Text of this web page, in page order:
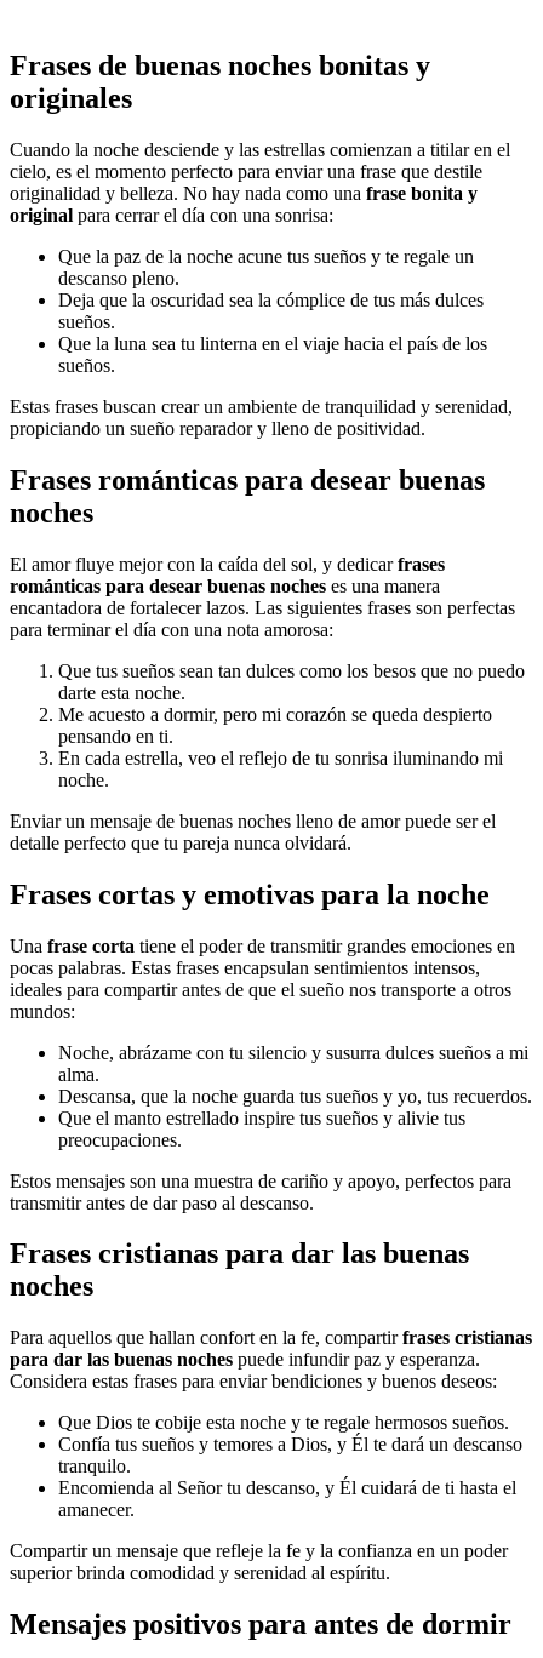
Frases de buenas noches bonitas y
originales
Cuando la noche desciende y las estrellas comienzan a titilar en el
cielo, es el momento perfecto para enviar una frase que destile
originalidad y belleza. No hay nada como una frase bonita y
original para cerrar el día con una sonrisa:
Que la paz de la noche acune tus sueños y te regale un
descanso pleno.
Deja que la oscuridad sea la cómplice de tus más dulces
sueños.
Que la luna sea tu linterna en el viaje hacia el país de los
sueños.
Estas frases buscan crear un ambiente de tranquilidad y serenidad,
propiciando un sueño reparador y lleno de positividad.
Frases románticas para desear buenas
noches
El amor fluye mejor con la caída del sol, y dedicarfrases
románticas para desear buenas noches es una manera
encantadora de fortalecer lazos. Las siguientes frases son perfectas
para terminar el día con una nota amorosa:
Que tus sueños sean tan dulces como los besos que no puedo
darte esta noche.
Me acuesto a dormir, pero mi corazón se queda despierto
pensando en ti.
En cada estrella, veo el reflejo de tu sonrisa iluminando mi
noche.
Enviar un mensaje de buenas noches lleno de amor puede ser el
detalle perfecto que tu pareja nunca olvidará.
Frases cortas y emotivas para la noche
Una frase corta tiene el poder de transmitir grandes emociones en
pocas palabras. Estas frases encapsulan sentimientos intensos,
ideales para compartir antes de que el sueño nos transporte a otros
mundos:
Noche, abrázame con tu silencio y susurra dulces sueños a mi
alma.
Descansa, que la noche guarda tus sueños y yo, tus recuerdos.
Que el manto estrellado inspire tus sueños y alivie tus
preocupaciones.
Estos mensajes son una muestra de cariño y apoyo, perfectos para
transmitir antes de dar paso al descanso.
Frases cristianas para dar las buenas
noches
Para aquellos que hallan confort en la fe, compartirfrases cristianas
para dar las buenas noches puede infundir paz y esperanza.
Considera estas frases para enviar bendiciones y buenos deseos:
Que Dios te cobije esta noche y te regale hermosos sueños.
Confía tus sueños y temores a Dios, y Él te dará un descanso
tranquilo.
Encomienda al Señor tu descanso, y Él cuidará de ti hasta el
amanecer.
Compartir un mensaje que refleje la fe y la confianza en un poder
superior brinda comodidad y serenidad al espíritu.
Mensajes positivos para antes de dormir